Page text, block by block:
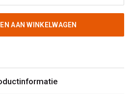
AAN WINKELWAGEN